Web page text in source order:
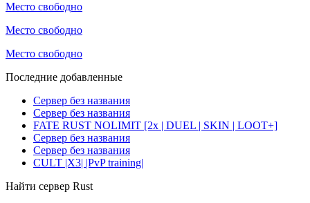
Место свободно
Место свободно
Место свободно
Последние добавленные
Сервер без названия
Сервер без названия
FATE RUST NOLIMIT [2x | DUEL | SKIN | LOOT+]
Сервер без названия
Сервер без названия
CULT |X3| |PvP training|
Найти сервер Rust